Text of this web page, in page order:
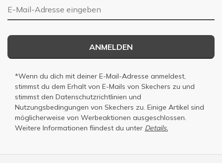
E-Mail-Adresse
ANMELDEN
*Wenn du dich mit deiner E-Mail-Adresse anmeldest,
stimmst du dem Erhalt von E-Mails von Skechers zu und
stimmst den Datenschutzrichtlinien und
Nutzungsbedingungen von Skechers zu. Einige Artikel sind
möglicherweise von Werbeaktionen ausgeschlossen.
Weitere Informationen fiindest du unter Details.